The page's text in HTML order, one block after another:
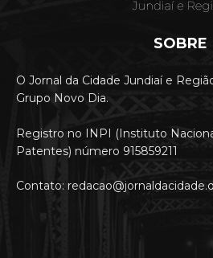
SOBRE
O Jornal da Cidade Jundiaí e
Grupo Novo Dia.
Registro no INPI (Instituto
Patentes) número 915859211
Contato: